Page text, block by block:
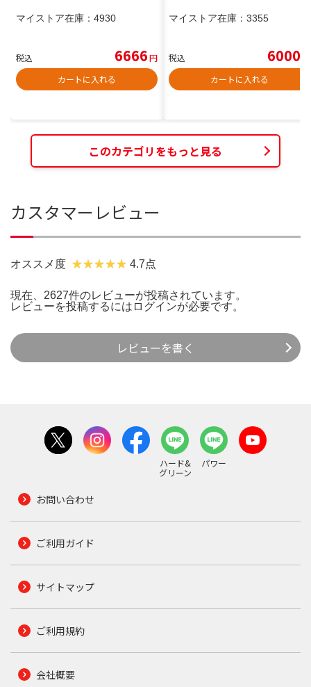
マイストア在庫： 4930
税込 6666円
カートに入れる
マイストア在庫： 3355
税込 6000
カートに入れる
このカテゴリをもっと見る
カスタマーレビュー
オススメ度 4.7点
現在、2627件のレビューが投稿されています。
レビューを投稿するには ログインが必要です。
レビューを書く
ハード&
グリーン
パワー
お問い合わせ
ご利用ガイド
サイトマップ
ご利用規約
会社概要